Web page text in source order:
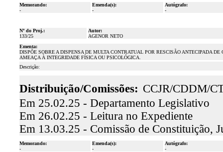
Memorando:
-
Emenda(s):
-
Autógrafo:
-
Nº do Proj.:
133/25
Autor:
AGENOR NETO
Ementa:
DISPÕE SOBRE A DISPENSA DE MULTA CONTRATUAL POR RESCISÃO ANTECIPADA
AMEAÇA À INTEGRIDADE FÍSICA OU PSICOLÓGICA.
Descrição:
Distribuição/Comissões: CCJR/CDDM/
Em 25.02.25 - Departamento Legislativo
Em 26.02.25 - Leitura no Expediente
Em 13.03.25 - Comissão de Constituição,
Memorando:
-
Emenda(s):
-
Autógrafo:
-